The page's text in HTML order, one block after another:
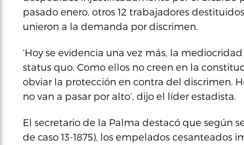
pasado enero, otros 12 trabajadores
unieron a la demanda por discrimen.
‘Hoy se evidencia una vez más, la
status quo. Como ellos no creen en la
obviar la protección en contra del discrimen.
no van a pasar por alto’, dijo el líder estadista.
El secretario de la Palma destacó que según
de caso 13-1875), los empelados